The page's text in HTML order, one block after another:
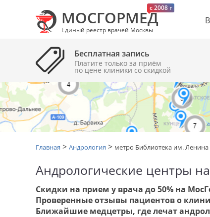
c 2008 г
МОСГОРМЕД
Единый реестр врачей Москвы
Бесплатная запись
Платите только за приём
по цене клиники cо скидкой
Главная > Андрология > метро Библиотека им. Ленина
Андрологические центры
Скидки на прием у врача до 50% на
Проверенные отзывы пациентов о
Ближайшие медцетры, где лечат